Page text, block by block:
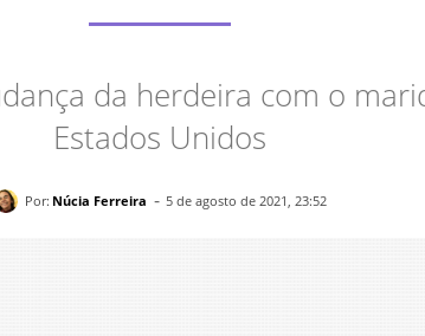
da herdeira com o
Estados Unidos
Por: Núcia Ferreira - 5 de agosto de 2021, 23:52